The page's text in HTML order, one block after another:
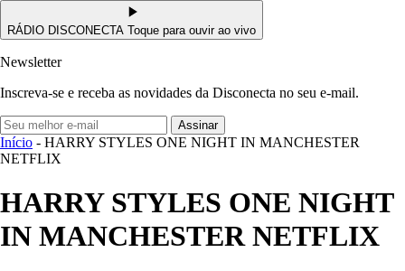
RÁDIO DISCONECTA Toque para ouvir ao vivo
Newsletter
Inscreva-se e receba as novidades da Disconecta no seu e-mail.
Assinar
Início - HARRY STYLES ONE NIGHT IN MANCHESTER
NETFLIX
HARRY STYLES ONE NIGHT
IN MANCHESTER NETFLIX